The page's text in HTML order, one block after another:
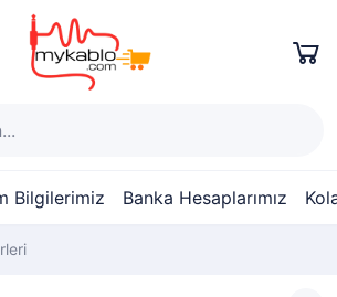
Bilgilerimiz Banka Hesaplarımız